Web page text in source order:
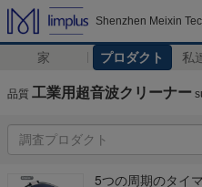
Shenzhen Meixin
家 プロダクト 私
品質 工業用超音波クリーナー
5つの周期のタイ